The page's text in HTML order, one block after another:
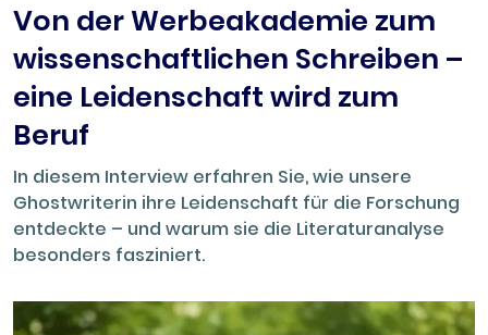
Von der Werbeakademie zum
wissenschaftlichen Schreiben –
eine Leidenschaft wird zum
Beruf
In diesem Interview erfahren Sie, wie unsere
Ghostwriterin ihre Leidenschaft für die Forschung
entdeckte – und warum sie die Literaturanalyse
besonders fasziniert.